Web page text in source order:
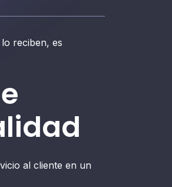
reciben, es
al cliente en un